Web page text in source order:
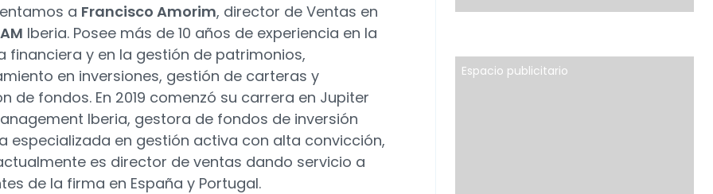
a Francisco Amorim, director de Ventas en
Iberia. Posee más de 10 años de experiencia en la
financiera y en la gestión de patrimonios,
en inversiones, gestión de carteras y
de fondos. En 2019 comenzó su carrera en Jupiter
Iberia, gestora de fondos de inversión
especializada en gestión activa con alta convicción,
es director de ventas dando servicio a
de la firma en España y Portugal.
Espacio publicitario